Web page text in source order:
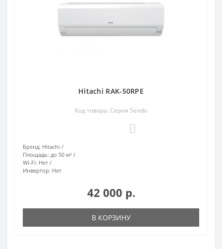
Hitachi RAK-50RPE
Код товара: Серия Sendo
Бренд: Hitachi
Площадь: до 50 м²
Wi-Fi: Нет
Инвертор: Нет
42 000 р.
В КОРЗИНУ